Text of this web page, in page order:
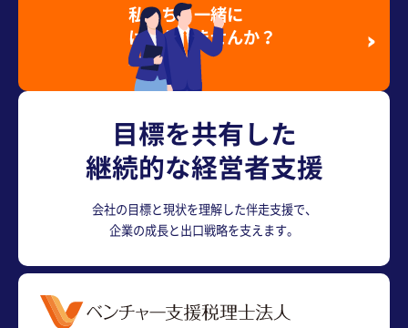
目標を共有した
継続的な経営者支援
会社の目標と現状を理解した伴走支援で、
企業の成長と出口戦略を支えます。
私たちと一緒に
はたらきませんか？
採用情報を見る